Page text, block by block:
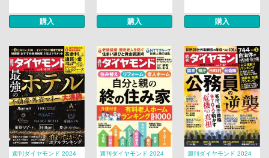
購入 購入 購入
週刊ダイヤモンド 2024
週刊ダイヤモンド 2024
週刊ダイヤモンド 2024